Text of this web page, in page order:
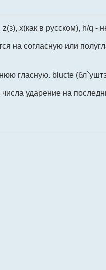
x(как в русском), h/q -
на согласную или
гласную. blucte
ударение на